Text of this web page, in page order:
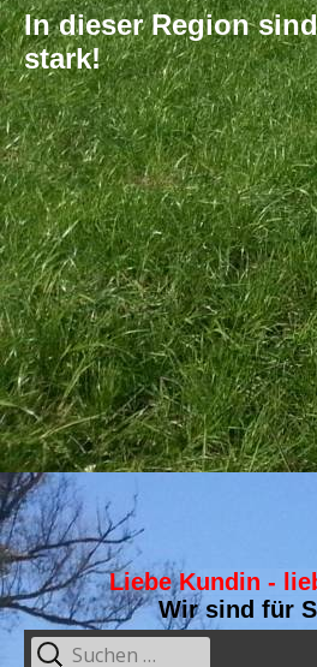
In dieser Region
stark!
Liebe Kundin -
Wir sind für